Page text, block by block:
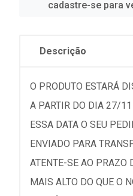
cadastre-se para
Descrição
O PRODUTO ESTARÁ
A PARTIR DO DIA 27/
ESSA DATA O SEU
ENVIADO PARA
ATENTE-SE AO PRAZO
MAIS ALTO DO QUE O